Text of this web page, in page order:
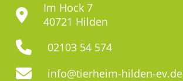
Im Hock 7
40721 Hilden
02103 54 574
info@tierheim-hilden-ev.de